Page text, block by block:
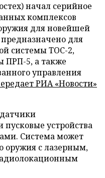
начал серийное
комплексов
для новейшей
для
системы ТОС-2,
ПРП-5, а также
управления
РИА «Новости»
устройства
Система может
оружия с лазерным,